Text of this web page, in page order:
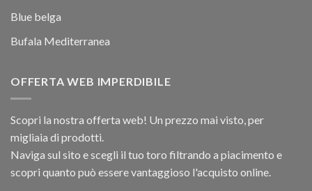
Blue belga
Bufala Mediterranea
OFFERTA WEB IMPERDIBILE
Scopri la nostra offerta web! Un prezzo mai visto, per
migliaia di prodotti.
Naviga sul sito e scegli il tuo toro filtrando a piacimento e
scopri quanto può essere vantaggioso l'acquisto online.